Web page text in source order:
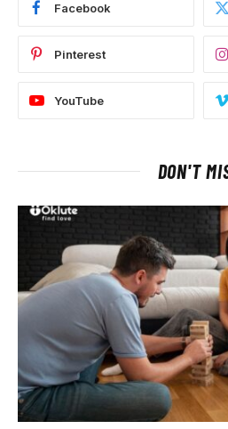
Facebook
Pinterest
YouTube
DON'T